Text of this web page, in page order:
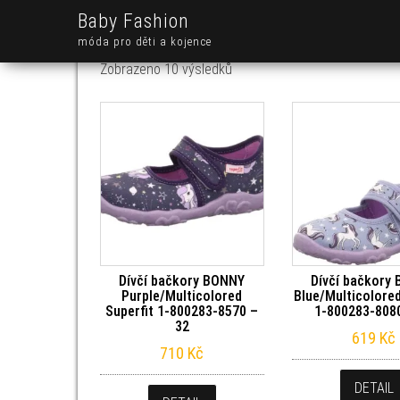
Baby Fashion
móda pro děti a kojence
Zobrazeno 10 výsledkůSeřazeno od nejnovějších
Dívčí bačkory BONNY
Purple/Multicolored
Superfit 1-800283-8570 –
32
710 Kč
Dívčí bačkory
Blue/
1-800283-
619 Kč
DETAIL